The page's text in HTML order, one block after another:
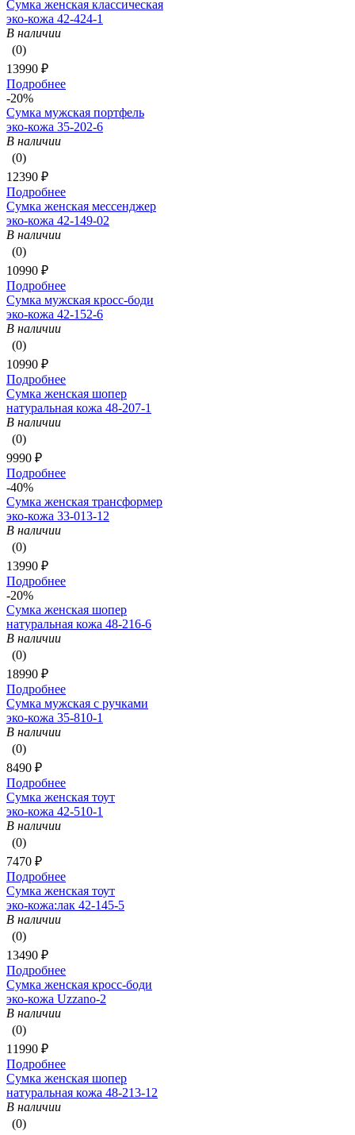
Сумка женская классическая
эко-кожа 42-424-1
В наличии
(0)
13990 ₽
Подробнее
-20%
Сумка мужская портфель
эко-кожа 35-202-6
В наличии
(0)
12390 ₽
Подробнее
Сумка женская мессенджер
эко-кожа 42-149-02
В наличии
(0)
10990 ₽
Подробнее
Сумка мужская кросс-боди
эко-кожа 42-152-6
В наличии
(0)
10990 ₽
Подробнее
Сумка женская шопер
натуральная кожа 48-207-1
В наличии
(0)
9990 ₽
Подробнее
-40%
Сумка женская трансформер
эко-кожа 33-013-12
В наличии
(0)
13990 ₽
Подробнее
-20%
Сумка женская шопер
натуральная кожа 48-216-6
В наличии
(0)
18990 ₽
Подробнее
Сумка мужская с ручками
эко-кожа 35-810-1
В наличии
(0)
8490 ₽
Подробнее
Сумка женская тоут
эко-кожа 42-510-1
В наличии
(0)
7470 ₽
Подробнее
Сумка женская тоут
эко-кожа:лак 42-145-5
В наличии
(0)
13490 ₽
Подробнее
Сумка женская кросс-боди
эко-кожа Uzzano-2
В наличии
(0)
11990 ₽
Подробнее
Сумка женская шопер
натуральная кожа 48-213-12
В наличии
(0)